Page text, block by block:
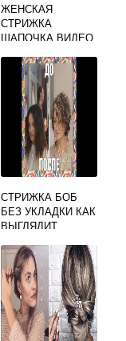
ЖЕНСКАЯ
СТРИЖКА
ШАПОЧКА ВИДЕО
СТРИЖКА БОБ
БЕЗ УКЛАДКИ КАК
ВЫГЛЯДИТ